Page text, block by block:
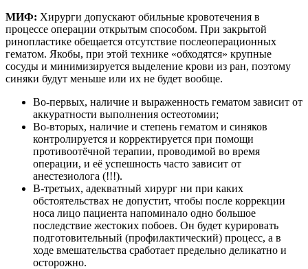
МИФ: Хирурги допускают обильные кровотечения в
процессе операции открытым способом. При закрытой
ринопластике обещается отсутствие послеоперационных
гематом. Якобы, при этой технике «обходятся» крупные
сосуды и минимизируется выделение крови из ран, поэтому
синяки будут меньше или их не будет вообще.
Во-первых, наличие и выраженность гематом зависит от
аккуратности выполнения остеотомии;
Во-вторых, наличие и степень гематом и синяков
контролируется и корректируется при помощи
противоотёчной терапии, проводимой во время
операции, и её успешность часто зависит от
анестезиолога (!!!).
В-третьих, адекватный хирург ни при каких
обстоятельствах не допустит, чтобы после коррекции
носа лицо пациента напоминало одно большое
последствие жестоких побоев. Он будет курировать
подготовительный (профилактический) процесс, а в
ходе вмешательства сработает предельно деликатно и
осторожно.